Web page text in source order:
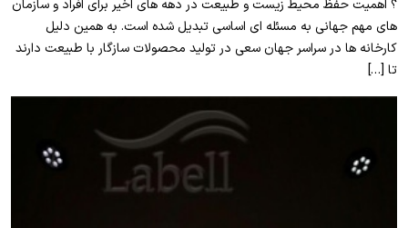
؟ اهمیت حفظ محیط زیست و طبیعت در دهه های اخیر برای افراد و سازمان
های مهم جهانی به مسئله ای اساسی تبدیل شده است. به همین دلیل
کارخانه ها در سراسر جهان سعی در تولید محصولات سازگار با طبیعت دارند
تا […]